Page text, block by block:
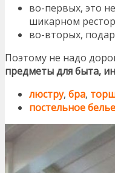
во-первых, это
шикарном
во-вторых,
Поэтому не надо
предметы для быта,
люстру, бра,
постельное белье